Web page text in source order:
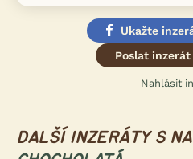
Ukažte
Poslat
Nahlásit
DALŠÍ INZERÁTY S